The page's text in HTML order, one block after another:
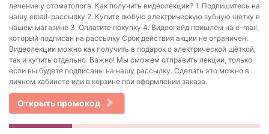
лечение у стоматолога. Как получить видеолекции? 1. Подпишитесь на
нашу email-рассылку 2. Купите любую электрическую зубную щётку в
нашем магазине 3. Оплатите покупку 4. Видеогайд пришлём на e-mail,
который подписан на рассылку Срок действия акции не ограничен.
Видеолекции можно как получить в подарок с электрической щёткой,
так и купить отдельно. Важно! Мы сможем отправить лекции, только
если вы будете подписаны на нашу рассылку. Сделать это можно в
личном кабинете или в корзине при оформлении заказа.
Открыть промокод